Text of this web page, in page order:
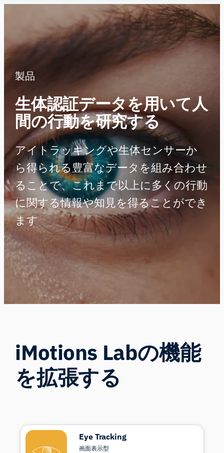
ス
キ
製品
生体認証データを用いて人
間の行動を研究する
アイトラッキングや生体センサーか
ら得られる豊富なデータを組み合わせ
ることで、これまで以上に多くの行動
に関する情報や知見を得ることができ
ます
iMotions Labの機能
を拡張する
Eye Tracking
画面表示型